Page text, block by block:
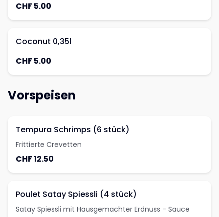
CHF 5.00
Coconut 0,35l
CHF 5.00
Vorspeisen
Tempura Schrimps (6 stück)
Frittierte Crevetten
CHF 12.50
Poulet Satay Spiessli (4 stück)
Satay Spiessli mit Hausgemachter Erdnuss - Sauce